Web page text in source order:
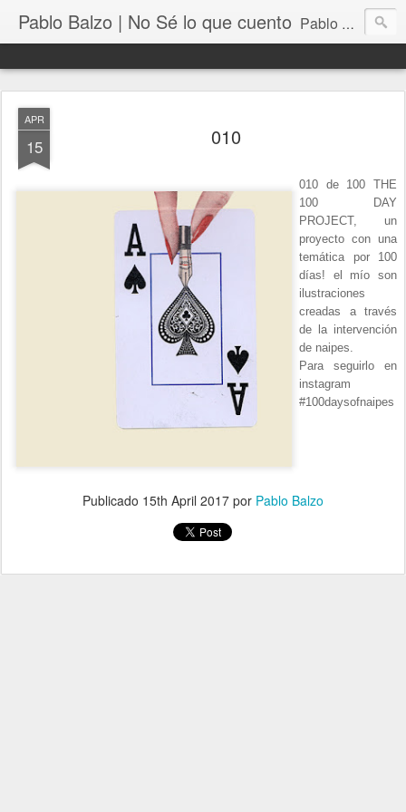
Pablo Balzo | No Sé lo que cuento Pablo Balzo Ilustración-collage
APR
15 010
010 de 100 THE
100 DAY
PROJECT, un
proyecto con una
temática por 100
días! el mío son
ilustraciones
creadas a través
de la intervención
de naipes.
Para seguirlo en
instagram
#100daysofnaipes
Publicado 15th April 2017 por Pablo Balzo